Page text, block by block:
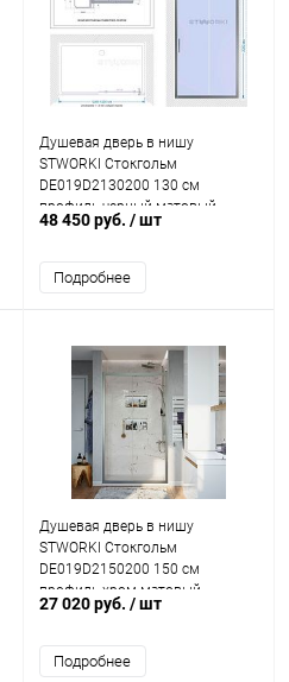
Душевая дверь в нишу
STWORKI Стокгольм
DE019D2130200 130 см
профиль черный матовый,
стекло матовое
48 450 руб. / шт
Подробнее
Душевая дверь в нишу
STWORKI Стокгольм
DE019D2150200 150 см
профиль хром матовый
27 020 руб. / шт
Подробнее